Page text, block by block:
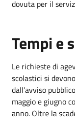
dovuta per il
Tempi e
Le richieste di
scolastici si
dall’avviso
maggio e giugno
anno. Oltre la